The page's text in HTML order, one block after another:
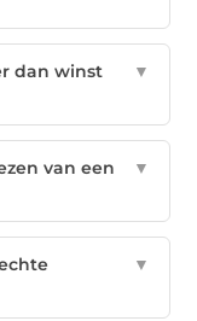
dan winst
▼
van een
▼
▼